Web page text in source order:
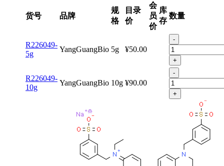
货号 品牌
规
格
目录
价
会
员
价
库
存
数量
R226049-
5g
YangGuangBio 5g ¥50.00
-
+
R226049-
10g
YangGuangBio 10g ¥90.00
-
+